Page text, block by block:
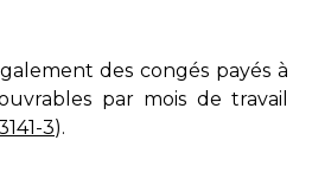
des congés payés à
par mois de travail
3).